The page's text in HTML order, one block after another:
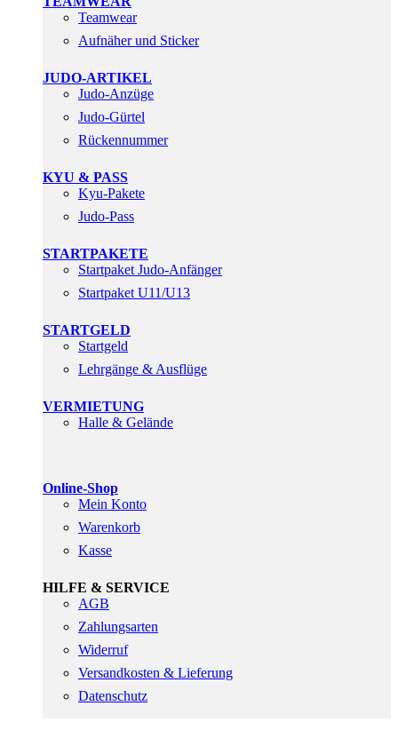
Teamwear
Aufnäher und Sticker
JUDO-ARTIKEL
Judo-Anzüge
Judo-Gürtel
Rückennummer
KYU & PASS
Kyu-Pakete
Judo-Pass
STARTPAKETE
Startpaket Judo-Anfänger
Startpaket U11/U13
STARTGELD
Startgeld
Lehrgänge & Ausflüge
VERMIETUNG
Halle & Gelände
Online-Shop
Mein Konto
Warenkorb
Kasse
HILFE & SERVICE
AGB
Zahlungsarten
Widerruf
Versandkosten & Lieferung
Datenschutz